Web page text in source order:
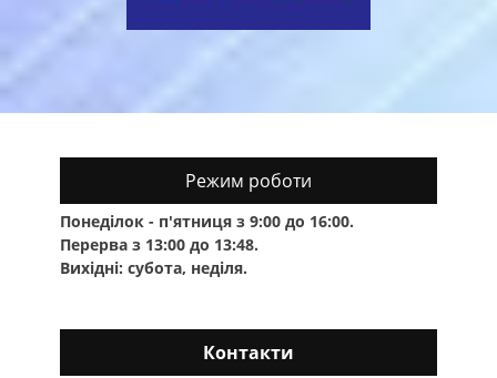
Режим роботи
Понеділок - п'ятниця з 9:00 до 16:00.
Перерва з 13:00 до 13:48.
Вихідні: субота, неділя.
Контакти